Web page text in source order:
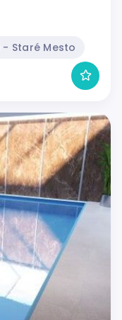
Staré Mesto